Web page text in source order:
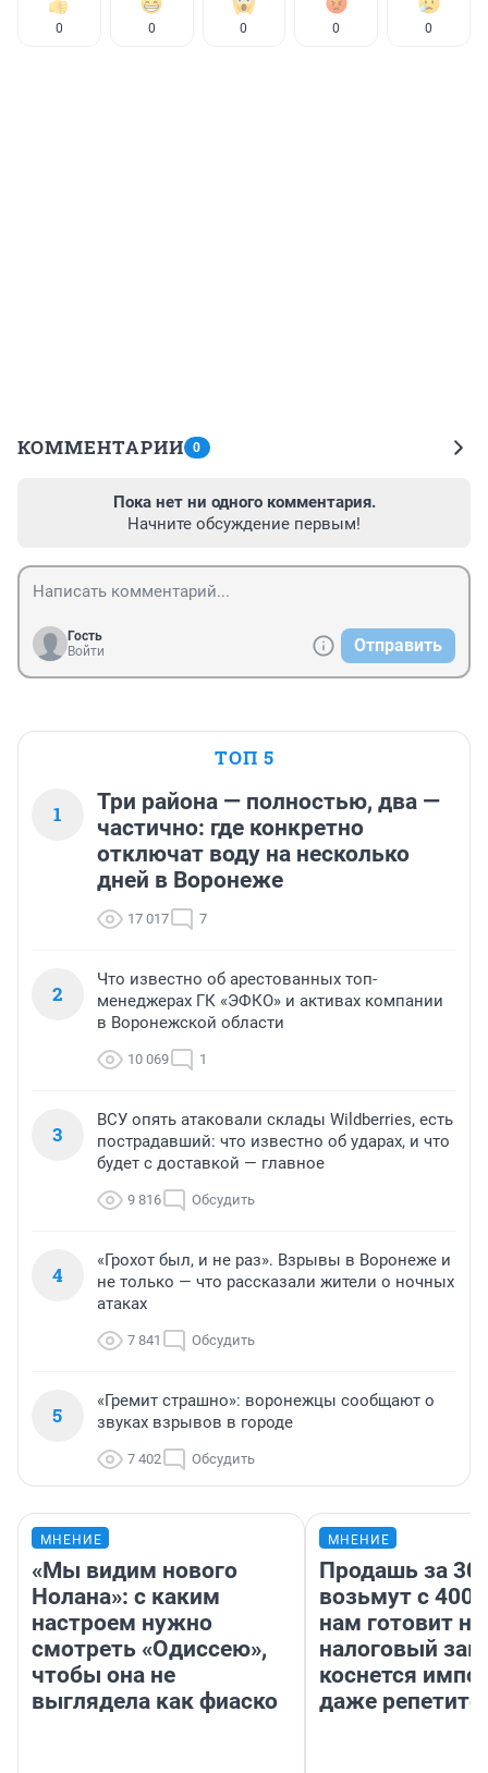
0 0 0 0 0
КОММЕНТАРИИ 0
Пока нет ни одного комментария.
Начните обсуждение первым!
Гость
Войти
Отправить
ТОП 5
1
Три района — полностью, два —
частично: где конкретно
отключат воду на несколько
дней в Воронеже
17 017 7
2
Что известно об арестованных топ-
менеджерах ГК «ЭФКО» и активах компании
в Воронежской области
10 069 1
3
ВСУ опять атаковали склады Wildberries, есть
пострадавший: что известно об ударах, и что
будет с доставкой — главное
9 816 Обсудить
4
«Грохот был, и не раз». Взрывы в Воронеже и
не только — что рассказали жители о ночных
атаках
7 841 Обсудить
5
«Гремит страшно»: воронежцы сообщают о
звуках взрывов в городе
7 402 Обсудить
МНЕНИЕ
«Мы видим нового
Нолана»: с каким
настроем нужно
смотреть «Одиссею»,
чтобы она не
выглядела как фиаско
МНЕНИЕ
Продашь за
возьмут с
нам готовит
налоговый
коснется
даже